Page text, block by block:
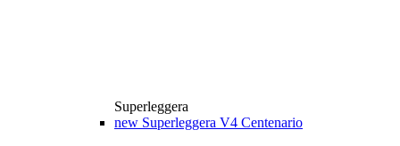
Superleggera
new Superleggera V4 Centenario